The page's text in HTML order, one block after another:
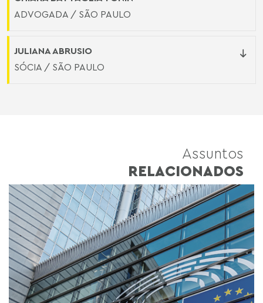
ADVOGADA / SÃO PAULO
JULIANA ABRUSIO
SÓCIA / SÃO PAULO
Assuntos
RELACIONADOS